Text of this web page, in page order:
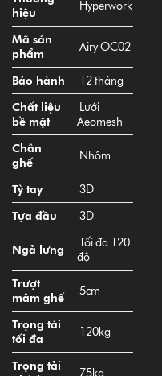
Tựa đầu 3D
Ngả lưng
độ
Trượt
mâm ghế
5cm
Trọng tải
tối đa
120kg
Trọng tải
phù hợp
Chiều
cao
người
ngồi phù
hợp
150 –
190cm
Trụ thuỷ
lực
Class 4
Màu sắc
Đen,
Xám,Hồng